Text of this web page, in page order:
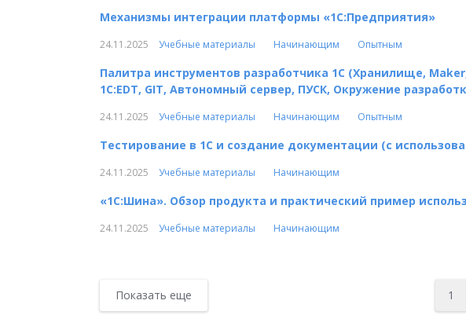
Механизмы интеграции платформы «1С:Предприятия»
24.11.2025 Учебные материалы Начинающим Опытным
Палитра инструментов разработчика 1С (Хранилище,
1C:EDT, GIT, Автономный сервер, ПУСК, Окружение
24.11.2025 Учебные материалы Начинающим Опытным
Тестирование в 1С и создание документации (c
24.11.2025 Учебные материалы Начинающим
«1С:Шина». Обзор продукта и практический пример
24.11.2025 Учебные материалы Начинающим
Показать еще 1